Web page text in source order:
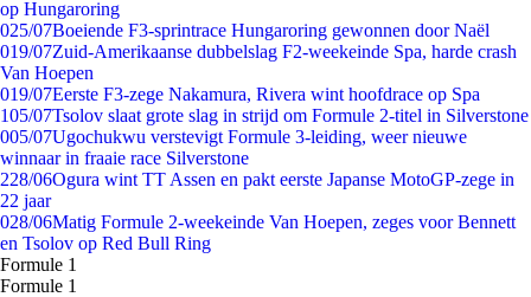
op Hungaroring
025/07Boeiende F3-sprintrace Hungaroring gewonnen door Naël
019/07Zuid-Amerikaanse dubbelslag F2-weekeinde Spa, harde crash
Van Hoepen
019/07Eerste F3-zege Nakamura, Rivera wint hoofdrace op Spa
105/07Tsolov slaat grote slag in strijd om Formule 2-titel in Silverstone
005/07Ugochukwu verstevigt Formule 3-leiding, weer nieuwe
winnaar in fraaie race Silverstone
228/06Ogura wint TT Assen en pakt eerste Japanse MotoGP-zege in
22 jaar
028/06Matig Formule 2-weekeinde Van Hoepen, zeges voor Bennett
en Tsolov op Red Bull Ring
Formule 1
Formule 1